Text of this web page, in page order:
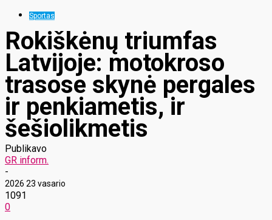
Sportas
Rokiškėnų triumfas
Latvijoje: motokroso
trasose skynė pergales
ir penkiametis, ir
šešiolikmetis
Publikavo
GR inform.
-
2026 23 vasario
1091
0